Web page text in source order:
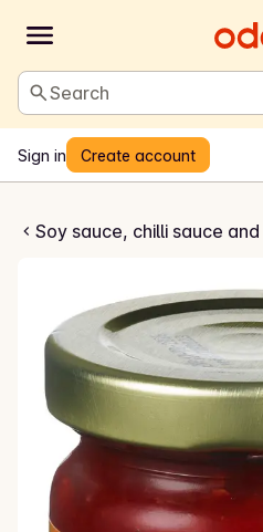
Search
Sign in Create account
Soy sauce, chilli sauce
Sambal Oelek